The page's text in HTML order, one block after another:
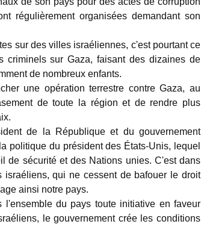
régulièrement organisées demandant son
sur des villes israéliennes, c'est pourtant ce
criminels sur Gaza, faisant des dizaines de
de nombreux enfants.
une opération terrestre contre Gaza, au
de toute la région et de rendre plus
de la République et du gouvernement
politique du président des États-Unis, lequel
de sécurité et des Nations unies. C'est dans
qui ne cessent de bafouer le droit
ainsi notre pays.
l'ensemble du pays toute initiative en faveur
le gouvernement crée les conditions